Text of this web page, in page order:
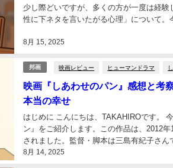
8月 15, 2025
少し際どいですが、多くの方が一度は経
性に下ネタを言いたがる心理」について。
邦画 映画レビュー ヒューマンドラマ
映画『しあわせのパン』感想と考
本当の幸せ
8月 14, 2025
はじめに こんにちは、TAKAHIROです。
ン』をご紹介します。この作品は、2012
されました。監督・脚本は三島有紀子さん
カフェの女主人・りえ役を原田知世さん...